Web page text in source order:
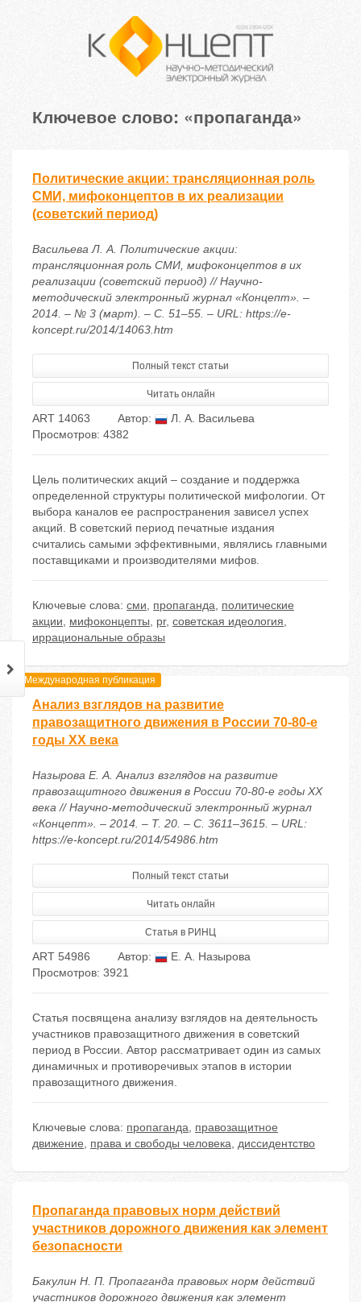
Ключевое слово: «пропаганда»
Политические акции: трансляционная роль
СМИ, мифоконцептов в их реализации
(советский период)
Васильева Л. А. Политические акции:
трансляционная роль СМИ, мифоконцептов в их
реализации (советский период) // Научно-
методический электронный журнал «Концепт». –
2014. – № 3 (март). – С. 51–55. – URL: https://e-
koncept.ru/2014/14063.htm
Полный текст статьи
Читать онлайн
ART 14063 Автор:
Л. А. Васильева
Просмотров: 4382
Цель политических акций – создание и поддержка
определенной структуры политической мифологии. От
выбора каналов ее распространения зависел успех
акций. В советский период печатные издания
считались самыми эффективными, являлись главными
поставщиками и производителями мифов.
Ключевые слова: сми, пропаганда, политические
акции, мифоконцепты, pr, советская идеология,
иррациональные образы
Международная публикация
Анализ взглядов на развитие
правозащитного движения в России 70-80-е
годы XX века
Назырова Е. А. Анализ взглядов на развитие
правозащитного движения в России 70-80-е годы XX
века // Научно-методический электронный журнал
«Концепт». – 2014. – Т. 20. – С. 3611–3615. – URL:
https://e-koncept.ru/2014/54986.htm
Полный текст статьи
Читать онлайн
Статья в РИНЦ
ART 54986 Автор:
Е. А. Назырова
Просмотров: 3921
Статья посвящена анализу взглядов на деятельность
участников правозащитного движения в советский
период в России. Автор рассматривает один из самых
динамичных и противоречивых этапов в истории
правозащитного движения.
Ключевые слова: пропаганда, правозащитное
движение, права и свободы человека, диссидентство
Пропаганда правовых норм действий
участников дорожного движения как элемент
безопасности
Бакулин Н. П. Пропаганда правовых норм действий
участников дорожного движения как элемент